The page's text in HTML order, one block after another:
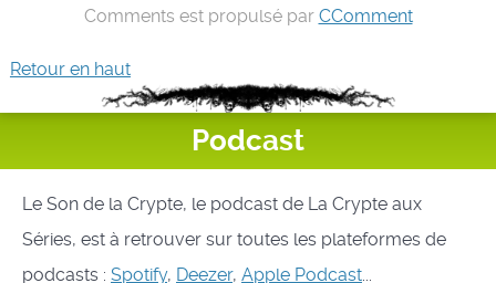
Comments est propulsé par CComment
Retour en haut
Podcast
Le Son de la Crypte, le podcast de La Crypte aux
Séries, est à retrouver sur toutes les plateformes de
podcasts : Spotify, Deezer, Apple Podcast...